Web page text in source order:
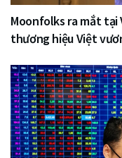
Moonfolks ra mắt tại
thương hiệu Việt